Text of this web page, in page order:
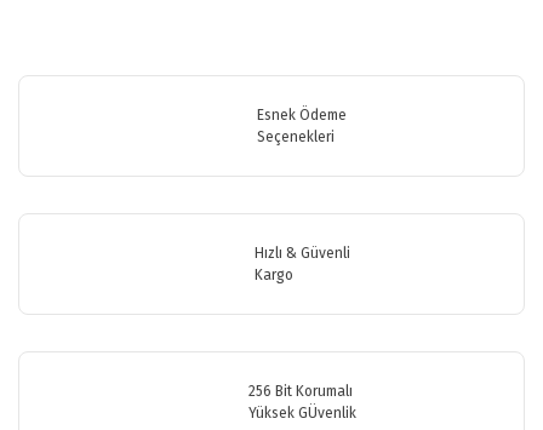
Bu ürüne ilk yorumu siz yapın!
Görüş ve önerileriniz için teşekkür ederiz.
Ürün resmi kalitesiz, bozuk veya görüntülenemiyor.
Ürün fiyatı diğer sitelerden daha pahalı.
Esnek Ödeme
Seçenekleri
Hızlı & Güvenli
Kargo
256 Bit Korumalı
Yüksek GÜvenlik